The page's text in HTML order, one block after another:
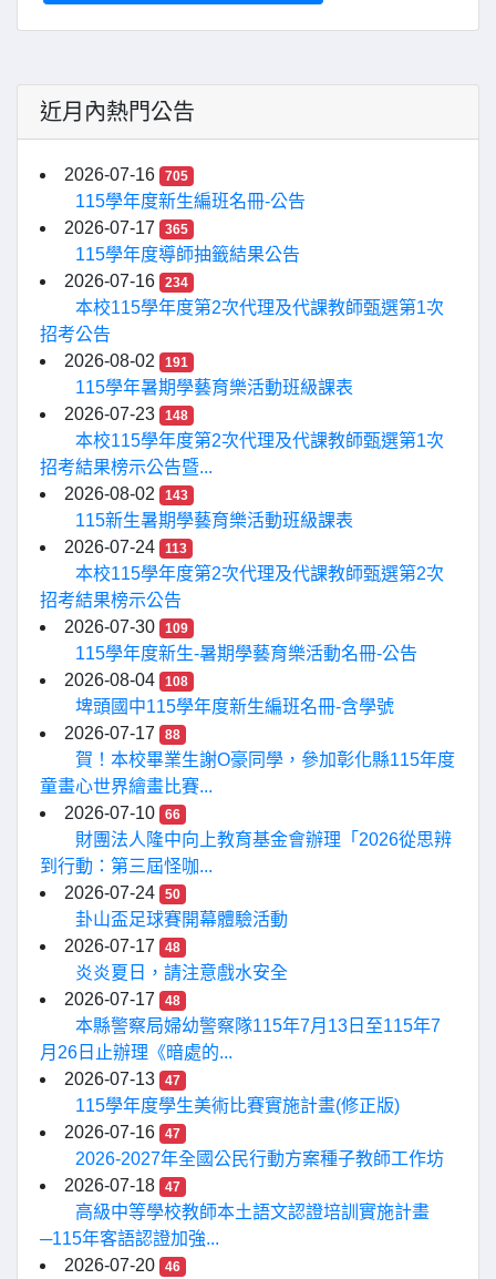
近月內熱門公告
2026-07-16 705
115學年度新生編班名冊-公告
2026-07-17
365
115學年度導師抽籤結果公告
2026-07-16
234
本校115學年度第2次代理及代課教師甄選第1次
招考公告
2026-08-02
191
115學年暑期學藝育樂活動班級課表
2026-07-23
148
本校115學年度第2次代理及代課教師甄選第1次
招考結果榜示公告暨...
2026-08-02
143
115新生暑期學藝育樂活動班級課表
2026-07-24
113
本校115學年度第2次代理及代課教師甄選第2次
招考結果榜示公告
2026-07-30
109
115學年度新生-暑期學藝育樂活動名冊-公告
2026-08-04
108
埤頭國中115學年度新生編班名冊-含學號
2026-07-17
88
賀！本校畢業生謝O豪同學，參加彰化縣115年度
童畫心世界繪畫比賽...
2026-07-10
66
財團法人隆中向上教育基金會辦理「2026從思辨
到行動：第三屆怪咖...
2026-07-24
50
卦山盃足球賽開幕體驗活動
2026-07-17
48
炎炎夏日，請注意戲水安全
2026-07-17
48
本縣警察局婦幼警察隊115年7月13日至115年7
月26日止辦理《暗處的...
2026-07-13
47
115學年度學生美術比賽實施計畫(修正版)
2026-07-16
47
2026-2027年全國公民行動方案種子教師工作坊
2026-07-18
47
高級中等學校教師本土語文認證培訓實施計畫
─115年客語認證加強...
2026-07-20
46